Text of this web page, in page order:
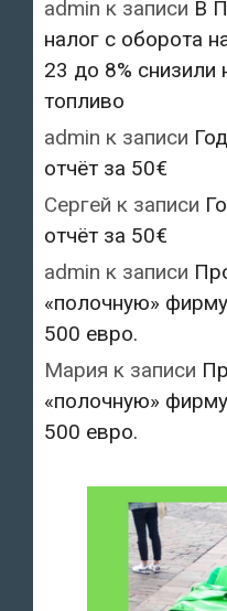
admin к записи В
налог с оборота
23 до 8% снизили
топливо
admin к записи
отчёт за 50€
Сергей к записи
отчёт за 50€
admin к записи
«полочную»
500 евро.
Мария к записи
«полочную»
500 евро.